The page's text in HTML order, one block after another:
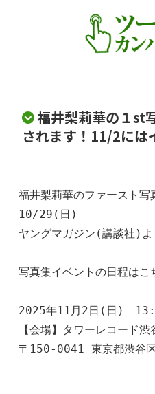
福井梨莉華の１st
されます！11/2には
福井梨莉華のファースト
10/29(日)
ヤングマガジン(講談社)よ
写真集イベントの日程はこ
2025年11月2日(日)　
【会場】タワーレコード
〒150-0041 東京都渋谷